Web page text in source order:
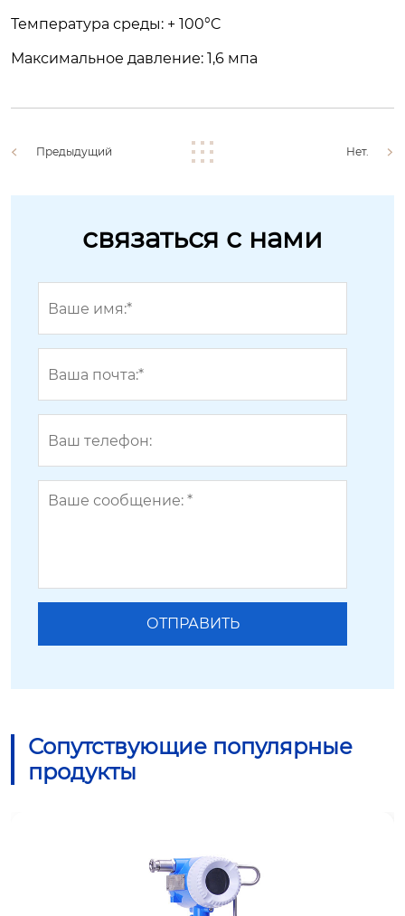
Температура среды: + 100°C
Максимальное давление: 1,6 мпа
Предыдущий Нет.
связаться с нами
Сопутствующие популярные
продукты